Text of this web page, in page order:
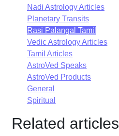
Nadi Astrology Articles
Planetary Transits
Rasi Palangal Tamil
Vedic Astrology Articles
Tamil Articles
AstroVed Speaks
AstroVed Products
General
Spiritual
Related articles